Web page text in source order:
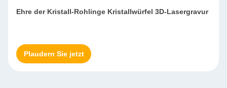
Ehre der Kristall-Rohlinge Kristallwürfel 3D-Lasergravur
Plaudern Sie jetzt